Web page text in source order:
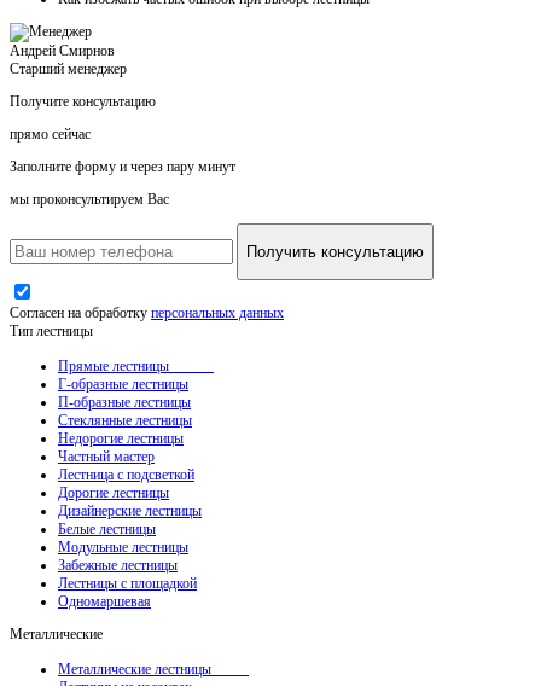
Андрей Смирнов
Старший менеджер
Получите консультацию
прямо сейчас
Заполните форму и через пару минут
мы проконсультируем Вас
Получить консультацию
Согласен на обработку персональных данных
Тип лестницы
Прямые лестницы
Г-образные лестницы
П-образные лестницы
Стеклянные лестницы
Недорогие лестницы
Частный мастер
Лестница с подсветкой
Дорогие лестницы
Дизайнерские лестницы
Белые лестницы
Модульные лестницы
Забежные лестницы
Лестницы с площадкой
Одномаршевая
Металлические
Металлические лестницы